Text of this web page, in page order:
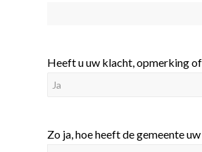
Heeft u uw klacht, opmerking
Zo ja, hoe heeft de gemeente